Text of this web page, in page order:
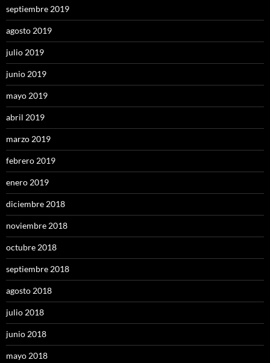
septiembre 2019
agosto 2019
julio 2019
junio 2019
mayo 2019
abril 2019
marzo 2019
febrero 2019
enero 2019
diciembre 2018
noviembre 2018
octubre 2018
septiembre 2018
agosto 2018
julio 2018
junio 2018
mayo 2018